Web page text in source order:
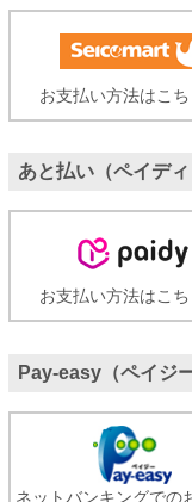
お支払い方法はこ
あと払い（ペイディ
お支払い方法はこ
Pay-easy（ペイジ
ネットバンキングでの